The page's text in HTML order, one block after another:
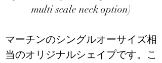
multi scale neck option)
​マーチンのシングルオーサイズ相
当のオリジナルシェイプです。こ